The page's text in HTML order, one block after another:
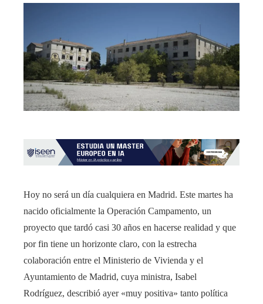
Hoy no será un día cualquiera en Madrid. Este martes ha
nacido oficialmente la Operación Campamento, un
proyecto que tardó casi 30 años en hacerse realidad y que
por fin tiene un horizonte claro, con la estrecha
colaboración entre el Ministerio de Vivienda y el
Ayuntamiento de Madrid, cuya ministra, Isabel
Rodríguez, describió ayer «muy positiva» tanto política